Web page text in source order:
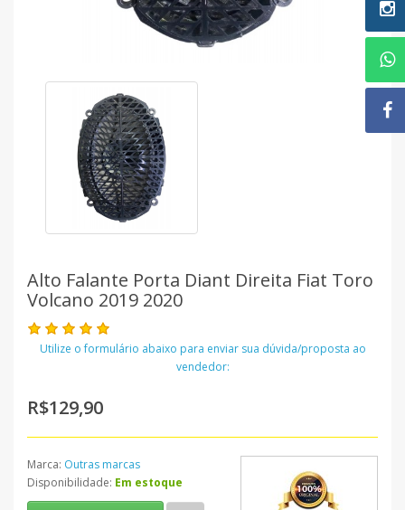
Alto Falante Porta Diant Direita Fiat Toro
Volcano 2019 2020
Utilize o formulário abaixo para enviar sua dúvida/proposta ao
vendedor:
R$129,90
Marca: Outras marcas
Disponibilidade: Em estoque